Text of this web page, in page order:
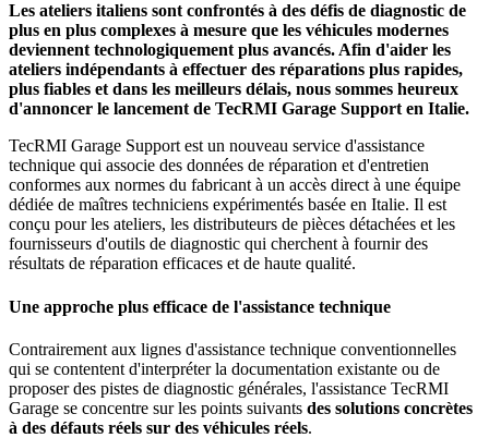
Les ateliers italiens sont confrontés à des défis de diagnostic de
plus en plus complexes à mesure que les véhicules modernes
deviennent technologiquement plus avancés. Afin d'aider les
ateliers indépendants à effectuer des réparations plus rapides,
plus fiables et dans les meilleurs délais, nous sommes heureux
d'annoncer le lancement de TecRMI Garage Support en Italie.
TecRMI Garage Support est un nouveau service d'assistance
technique qui associe des données de réparation et d'entretien
conformes aux normes du fabricant à un accès direct à une équipe
dédiée de maîtres techniciens expérimentés basée en Italie. Il est
conçu pour les ateliers, les distributeurs de pièces détachées et les
fournisseurs d'outils de diagnostic qui cherchent à fournir des
résultats de réparation efficaces et de haute qualité.
Une approche plus efficace de l'assistance technique
Contrairement aux lignes d'assistance technique conventionnelles
qui se contentent d'interpréter la documentation existante ou de
proposer des pistes de diagnostic générales, l'assistance TecRMI
Garage se concentre sur les points suivants des solutions concrètes
à des défauts réels sur des véhicules réels.